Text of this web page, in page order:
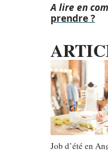
A lire en
prendre ?
Job d’été en